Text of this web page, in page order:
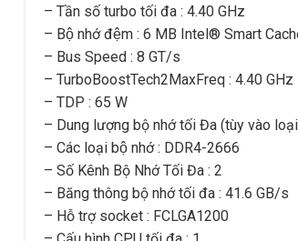
– Tần số turbo tối đa : 4.40 GHz
– Bộ nhớ đệm : 6 MB Intel® Smart
– Bus Speed : 8 GT/s
– TurboBoostTech2MaxFreq : 4.40 GHz
– TDP : 65 W
– Dung lượng bộ nhớ tối Đa (tùy vào
– Các loại bộ nhớ : DDR4-2666
– Số Kênh Bộ Nhớ Tối Đa : 2
– Băng thông bộ nhớ tối đa : 41.6 GB/s
– Hỗ trợ socket : FCLGA1200